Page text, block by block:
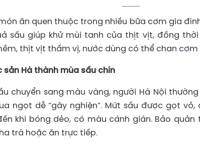
ăn quen thuộc trong nhiều bữa cơm gia
sấu giúp khử mùi tanh của thịt vịt, đồng
thịt vịt thấm vị, nước dùng có thể chan
sản Hà thành mùa sấu chín
chuyển sang màu vàng, người Hà Nội
ngọt dễ “gây nghiện”. Mứt sấu được gọt
khi bóng dẻo, có màu cánh gián. Bảo
trà hoặc ăn trực tiếp.